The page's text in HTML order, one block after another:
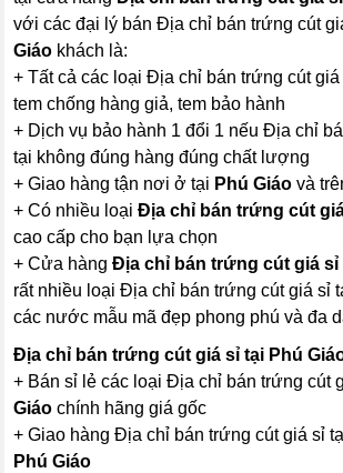
với các đại lý bán Địa chỉ bán trứng cút
Giáo khách là:
+ Tất cả các loại Địa chỉ bán trứng cút giá
tem chống hàng giả, tem bảo hành
+ Dịch vụ bảo hành 1 đổi 1 nếu Địa chỉ
tại không đúng hàng đúng chất lượng
+ Giao hàng tận nơi ở tại Phú Giáo và
+ Có nhiều loạiĐịa chỉ bán trứng cút
cao cấp cho bạn lựa chọn
+ Cửa hàngĐịa chỉ bán trứng cút giá sỉ
rất nhiều loại Địa chỉ bán trứng cút giá sỉ
các nước mẫu mã đẹp phong phú và đa
Địa chỉ bán trứng cút giá sỉ tại Phú
+ Bán sỉ lẻ các loại Địa chỉ bán trứng cút
Giáo chính hãng giá gốc
+ Giao hàng Địa chỉ bán trứng cút giá sỉ
Phú Giáo